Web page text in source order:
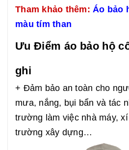
Tham khảo thêm: Áo bảo
màu tím than
Ưu Điểm áo bảo hộ
ghi
+ Đảm bảo an toàn cho
mưa, nắng, bụi bẩn và tác
trường làm việc nhà máy,
trường xây dựng…